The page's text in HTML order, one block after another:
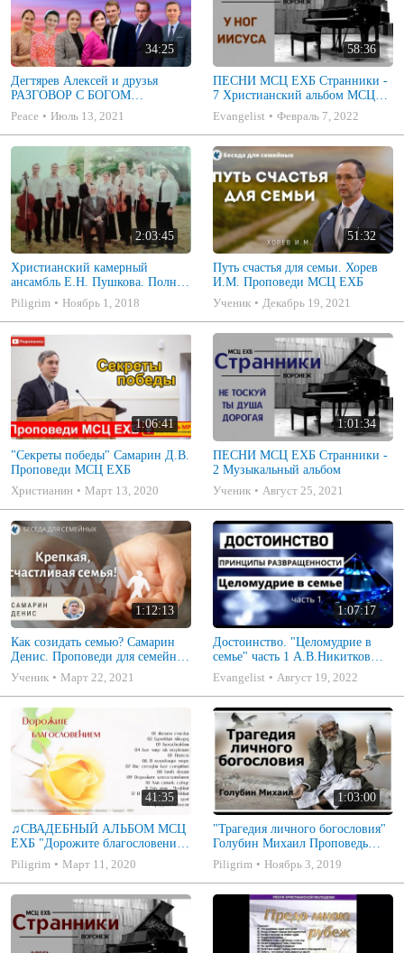
34:25
Дегтярев Алексей и друзья
РАЗГОВОР С БОГОМ
Христианские песни МСЦ ЕХБ
2021 (7я)
Peace Июль 13, 2021
58:36
ПЕСНИ МСЦ ЕХБ Странники -
7 Христианский альбом МСЦ
ЕХБ
Evangelist Февраль 7, 2022
2:03:45
Христианский камерный
ансамбль Е.Н. Пушкова. Полное
собрание
Piligrim Ноябрь 1, 2018
51:32
Путь счастья для семьи. Хорев
И.М. Проповеди МСЦ ЕХБ
Ученик
Декабрь 19, 2021
1:06:41
"Секреты победы" Самарин Д.В.
Проповеди МСЦ ЕХБ
Христианин
Март 13, 2020
1:01:34
ПЕСНИ МСЦ ЕХБ Странники -
2 Музыкальный альбом
Ученик
Август 25, 2021
1:12:13
Как созидать семью? Самарин
Денис. Проповеди для семейных
МСЦ ЕХБ
Ученик Март 22, 2021
1:07:17
Достоинство. "Целомудрие в
семье" часть 1 А.В.Никитков
Беседа для семейных МСЦ ЕХБ
Evangelist Август 19, 2022
41:35
♫СВАДЕБНЫЙ АЛЬБОМ МСЦ
ЕХБ "Дорожите благословением
- Христианские песни.
Музыкальный диск. Псалмы
Piligrim Март 11, 2020
1:03:00
"Трагедия личного богословия"
Голубин Михаил Проповедь
2019
Piligrim Ноябрь 3, 2019